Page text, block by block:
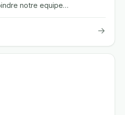
notre equipe
serez...
→